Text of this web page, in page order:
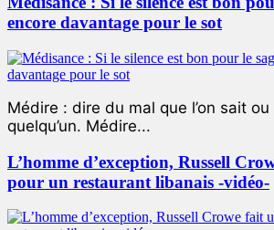
encore davantage pour le sot
Médire : dire du mal que l’on sait
quelqu’un. Médire...
L’homme d’exception, Russell
pour un restaurant libanais -vidéo-